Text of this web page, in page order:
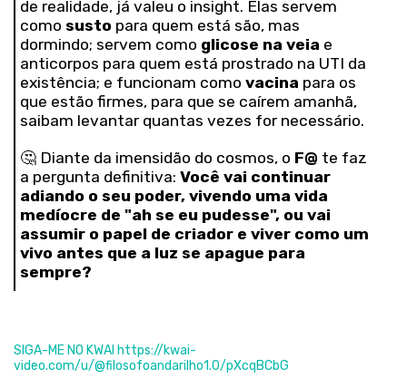
de realidade, já valeu o insight. Elas servem
como susto para quem está são, mas
dormindo; servem como glicose na veia e
anticorpos para quem está prostrado na UTI da
existência; e funcionam como vacina para os
que estão firmes, para que se caírem amanhã,
saibam levantar quantas vezes for necessário.
🤔 Diante da imensidão do cosmos, o F@ te faz
a pergunta definitiva: Você vai continuar
adiando o seu poder, vivendo uma vida
medíocre de "ah se eu pudesse", ou vai
assumir o papel de criador e viver como um
vivo antes que a luz se apague para
sempre?
SIGA-ME NO KWAI https://kwai-
video.com/u/@filosofoandarilho1.0/pXcqBCbG